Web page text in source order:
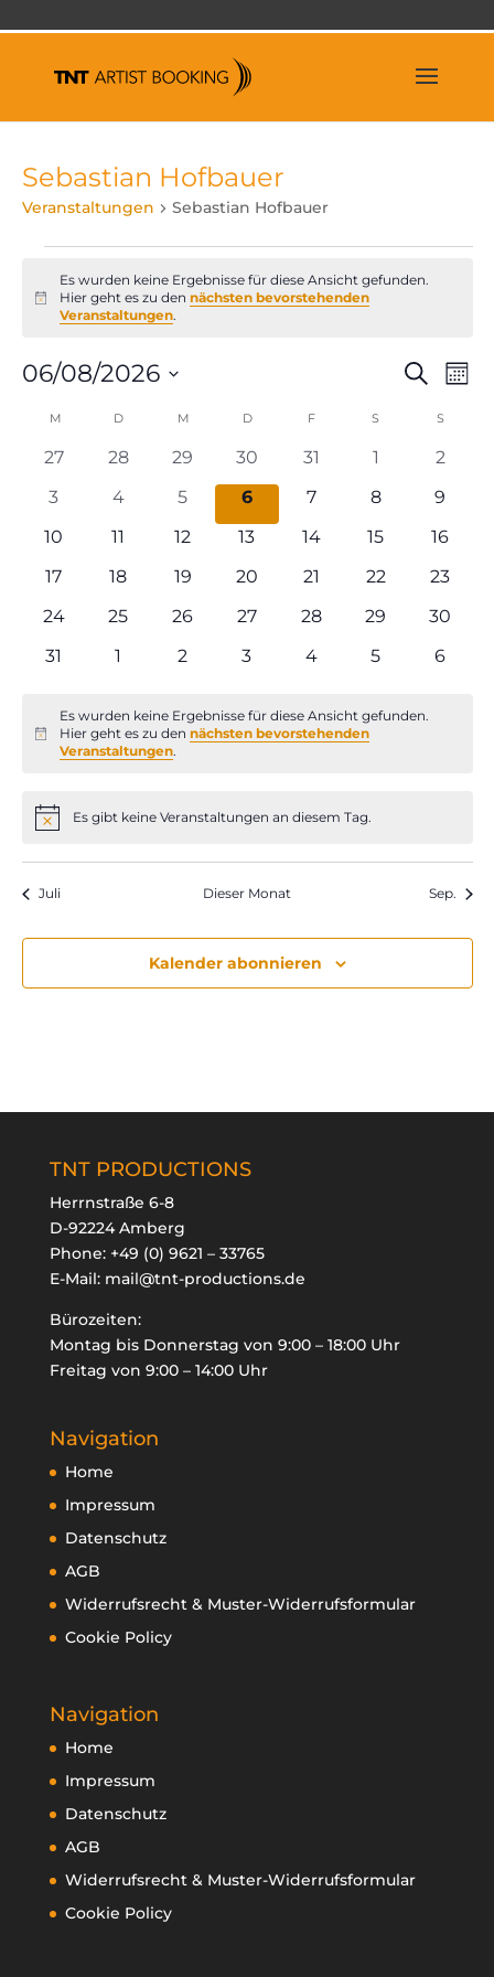
Sebastian Hofbauer
Veranstaltungen Sebastian Hofbauer
Hinweis
Es wurden keine Ergebnisse für diese Ansicht gefunden.
Hier geht es zu dennächsten bevorstehenden
Veranstaltungen.
und
Suche
06/08/2026
wählen.
Kalender
von
Veranstaltungen
M MONTAGDDIENSTAG
M MITTWOCH
DDONNERSTAG
FFREITAG S SAMSTAGS
0
27
0
Veranstaltungen
28
0
Veranstaltungen
29
0
Veranstaltungen
30
0
31
01
0
2
0
3
0
Veranstaltungen
4
0
Veranstaltungen
5
0
Veranstaltungen
6
0
7
0
8
0
9
0
10
0
11
0
12
0
13
0
14
0
15
0
16
0
17
0
18
0
19
0
20
0
21
0
22
0
23
0
24
0
25
0
26
0
27
0
28
0
29
0
30
0
31
01
0
2
0
3
0
4
0
5
0
6
Hinweis
Es wurden keine Ergebnisse für diese Ansicht gefunden.
Hier geht es zu dennächsten bevorstehenden
Veranstaltungen.
HinweisEs gibt keine Veranstaltungen an diesem Tag.
Juli Dieser Monat Sep.
Kalender abonnieren
TNT PRODUCTIONS
Herrnstraße 6-8
D-92224 Amberg
Phone: +49 (0) 9621 – 33765
E-Mail: mail@tnt-productions.de
Bürozeiten:
Montag bis Donnerstag von 9:00 – 18:00 Uhr
Freitag von 9:00 – 14:00 Uhr
Navigation
Home
Impressum
Datenschutz
AGB
Widerrufsrecht & Muster-Widerrufsformular
Cookie Policy
Navigation
Home
Impressum
Datenschutz
AGB
Widerrufsrecht & Muster-Widerrufsformular
Cookie Policy